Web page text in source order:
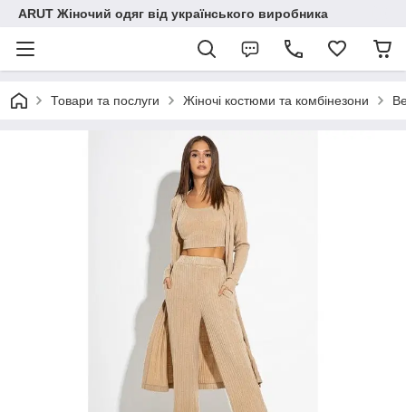
ARUT Жіночий одяг від українського виробника
Товари та послуги Жіночі костюми та комбінезони